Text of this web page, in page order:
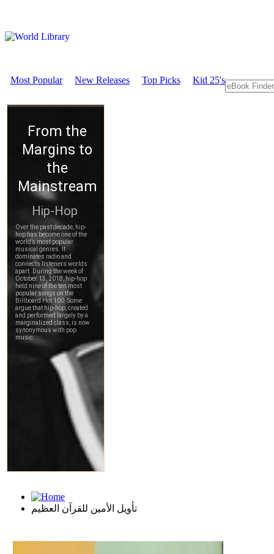
Most Popular New Releases Top Picks Kid 25's
تأويل الأمين للقرآن العظيم